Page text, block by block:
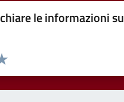
le informazioni
pagina
5 stelle su 5
4 stelle su 5
su 5
su 5
5